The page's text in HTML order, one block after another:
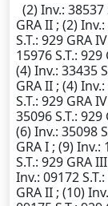
(2)Inv.: 38537
GRA II ; (2)Inv.
S.T.: 929 GRA
15976S.T.: 929
(4)Inv.: 33435
GRA II ; (4)Inv.
S.T.: 929 GRA
35096S.T.: 929
(6)Inv.: 35098
GRA I ; (9)Inv.:
S.T.: 929 GRA
Inv.: 09172S.T.
GRA II ; (10)Inv.